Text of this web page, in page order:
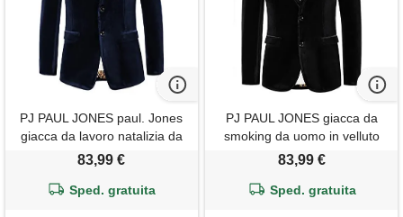
PJ PAUL JONES paul. Jones
giacca da lavoro natalizia da
smoking in velluto da uomo a
83,99 €
Sped. gratuita
PJ PAUL JONES giacca da
smoking da uomo in velluto
moda con due bottoni s nero
83,99 €
Sped. gratuita